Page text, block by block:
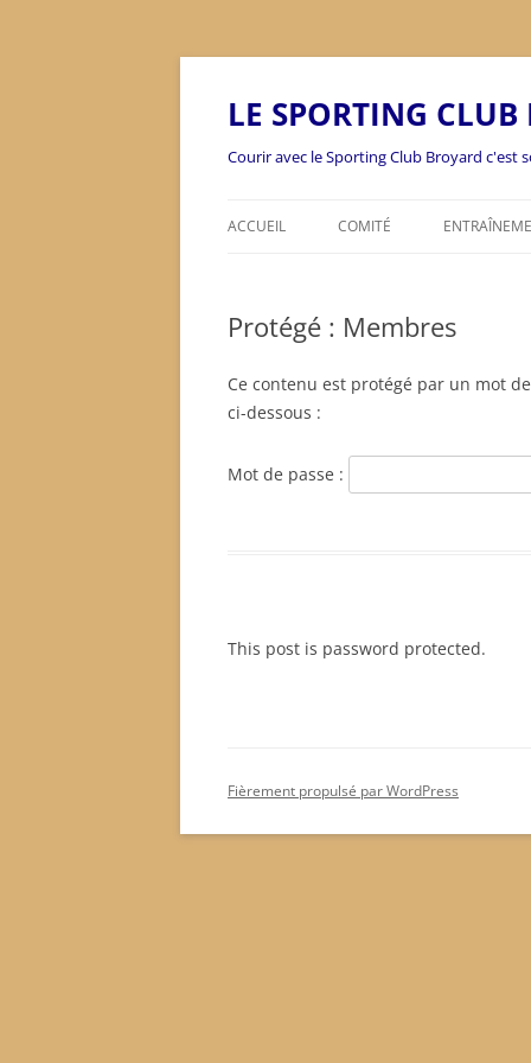
Aller
LE SPORTING CLUB
Courir avec le Sporting Club Broyard
ACCUEIL COMITÉ
Protégé : Membres
Ce contenu est protégé par un mot
ci-dessous :
Mot de passe :
This post is password protected.
Fièrement propulsé par WordPress